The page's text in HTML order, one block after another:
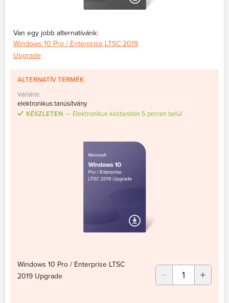
Van egy jobb alternatívánk:
Windows 10 Pro / Enterprise LTSC 2019
Upgrade
ALTERNATÍV TERMÉK
Variáns:
elektronikus tanúsítvány
KÉSZLETEN
Elektronikus kézbesítés 5 percen belül
Windows 10 Pro / Enterprise LTSC
2019 Upgrade